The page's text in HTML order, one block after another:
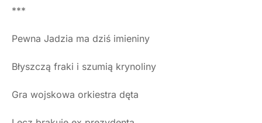
***
Pewna Jadzia ma dziś imieniny
Błyszczą fraki i szumią krynoliny
Gra wojskowa orkiestra dęta